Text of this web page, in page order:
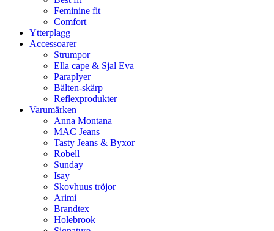
Feminine fit
Comfort
Ytterplagg
Accessoarer
Strumpor
Ella cape & Sjal Eva
Paraplyer
Bälten-skärp
Reflexprodukter
Varumärken
Anna Montana
MAC Jeans
Tasty Jeans & Byxor
Robell
Sunday
Isay
Skovhuus tröjor
Arimi
Brandtex
Holebrook